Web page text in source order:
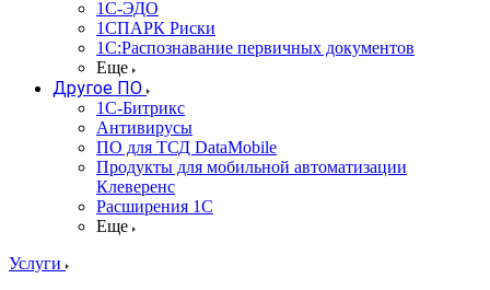
1С-ЭДО
1СПАРК Риски
1С:Распознавание первичных документов
Еще
Другое ПО
1С-Битрикс
Антивирусы
ПО для ТСД DataMobile
Продукты для мобильной автоматизации
Клеверенс
Расширения 1С
Еще
Услуги